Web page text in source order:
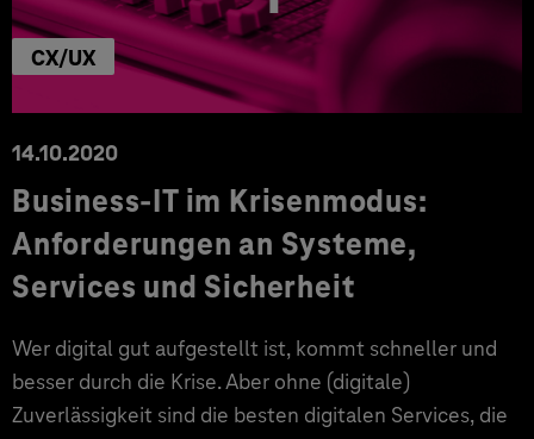
CX/UX
14.10.2020
Business-IT im Krisenmodus:
Anforderungen an Systeme,
Services und Sicherheit
Wer digital gut aufgestellt ist, kommt schneller und
besser durch die Krise. Aber ohne (digitale)
Zuverlässigkeit sind die besten digitalen Services, die